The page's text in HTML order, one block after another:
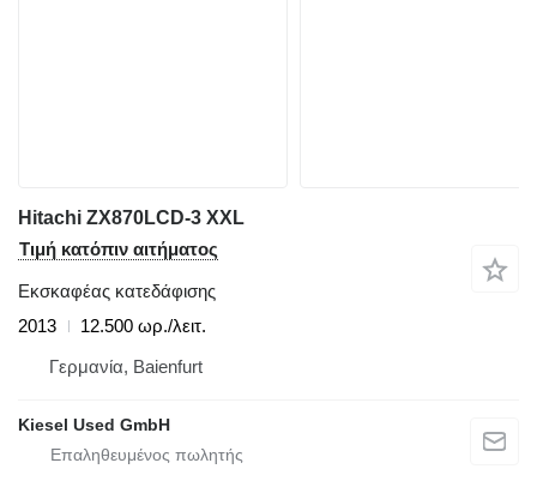
Hitachi ZX870LCD-3 XXL
Τιμή κατόπιν αιτήματος
Εκσκαφέας κατεδάφισης
2013
12.500 ωρ./λειτ.
Γερμανία, Baienfurt
Kiesel Used GmbH